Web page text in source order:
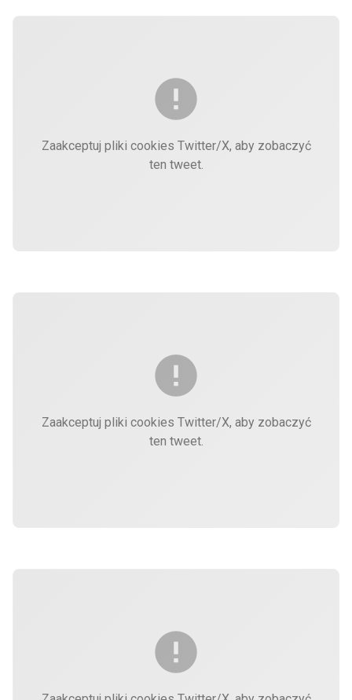
Zaakceptuj pliki cookies Twitter/X, aby zobaczyć
ten tweet.
Zaakceptuj pliki cookies Twitter/X, aby zobaczyć
ten tweet.